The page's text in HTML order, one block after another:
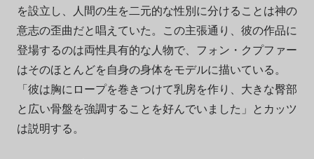
を設立し、人間の生を二元的な性別に分けることは神の
意志の歪曲だと唱えていた。この主張通り、彼の作品に
登場するのは両性具有的な人物で、フォン・クプファー
はそのほとんどを自身の身体をモデルに描いている。
「彼は胸にロープを巻きつけて乳房を作り、大きな臀部
と広い骨盤を強調することを好んでいました」とカッツ
は説明する。